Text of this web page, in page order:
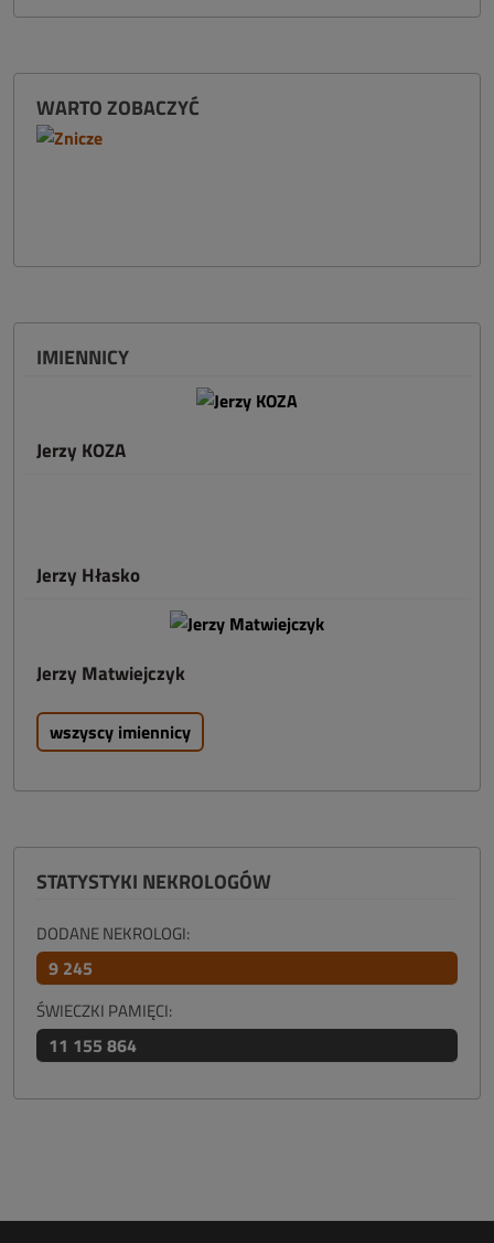
WARTO ZOBACZYĆ
IMIENNICY
Jerzy KOZA
Jerzy Hłasko
Jerzy Matwiejczyk
wszyscy imiennicy
STATYSTYKI NEKROLOGÓW
DODANE NEKROLOGI:
9 245
ŚWIECZKI PAMIĘCI:
11 155 864